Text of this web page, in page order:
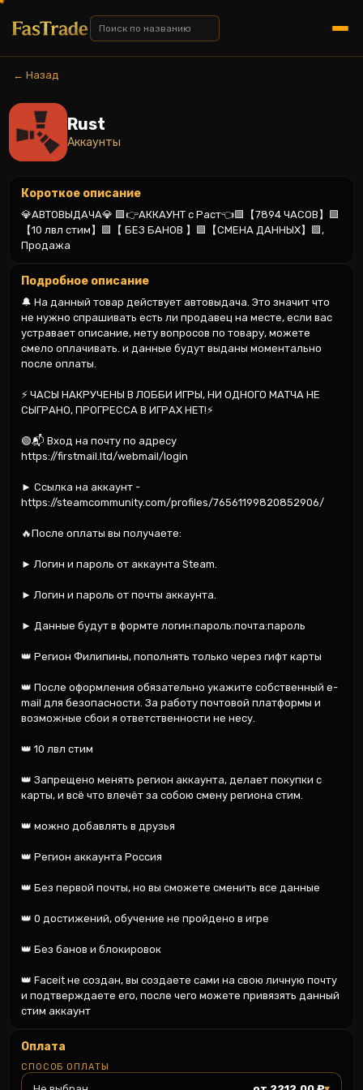
← Назад
Rust
Аккаунты
Короткое описание
💎АВТОВЫДАЧА💎 🟩👉АККАУНТ с Раст👈🟩【7894 ЧАСОВ】🟩
【10 лвл стим】🟩【 БЕЗ БАНОВ 】🟩【СМЕНА ДАННЫХ】🟩,
Продажа
Подробное описание
🔔 На данный товар действует автовыдача. Это значит что
не нужно спрашивать есть ли продавец на месте, если вас
устравает описание, нету вопросов по товару, можете
смело оплачивать. и данные будут выданы моментально
после оплаты.
⚡ ЧАСЫ НАКРУЧЕНЫ В ЛОББИ ИГРЫ, НИ ОДНОГО МАТЧА НЕ
СЫГРАНО, ПРОГРЕССА В ИГРАХ НЕТ!⚡
🟢📬 Вход на почту по адресу
https://firstmail.ltd/webmail/login
► Ссылка на аккаунт -
https://steamcommunity.com/profiles/76561199820852906/
🔥После оплаты вы получаете:
► Логин и пароль от аккаунта Steam.
► Логин и пароль от почты аккаунта.
► Данные будут в формте логин:пароль:почта:пароль
👑 Регион Филипины, пополнять только через гифт карты
👑 После оформления обязательно укажите собственный e-
mail для безопасности. За работу почтовой платформы и
возможные сбои я ответственности не несу.
👑 10 лвл стим
👑 Запрещено менять регион аккаунта, делает покупки с
карты, и всё что влечёт за собою смену региона стим.
👑 можно добавлять в друзья
👑 Регион аккаунта Россия
👑 Без первой почты, но вы сможете сменить все данные
👑 0 достижений, обучение не пройдено в игре
👑 Без банов и блокировок
👑 Faceit не создан, вы создаете сами на свою личную почту
и подтверждаете его, после чего можете привязять данный
стим аккаунт
Оплата
СПОСОБ ОПЛАТЫ